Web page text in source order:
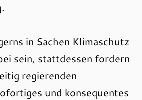
in Sachen Klimaschutz
sein, stattdessen fordern
regierenden
und konsequentes